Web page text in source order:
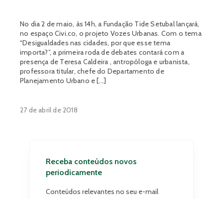
No dia 2 de maio, às 14h, a Fundação Tide Setubal lançará,
no espaço Civi.co, o projeto Vozes Urbanas. Com o tema
“Desigualdades nas cidades, por que esse tema
importa?”, a primeira roda de debates contará com a
presença de Teresa Caldeira , antropóloga e urbanista,
professora titular, chefe do Departamento de
Planejamento Urbano e […]
27 de abril de 2018
Receba conteúdos novos
periodicamente
Conteúdos relevantes no seu e-mail